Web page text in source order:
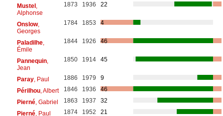
Mustel,
Alphonse
1873 1936 22
Onslow,
Georges
1784 1853 4
Paladilhe,
Émile
1844 1926 46
Pannequin,
Jean
1850 1914 45
Paray, Paul 1886 1979
9
Périlhou, Albert 1846 1936
46
Pierné, Gabriel 1863 1937
32
Pierné, Paul 1874 1952
21